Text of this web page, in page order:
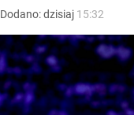
Dodano:dzisiaj 15:32